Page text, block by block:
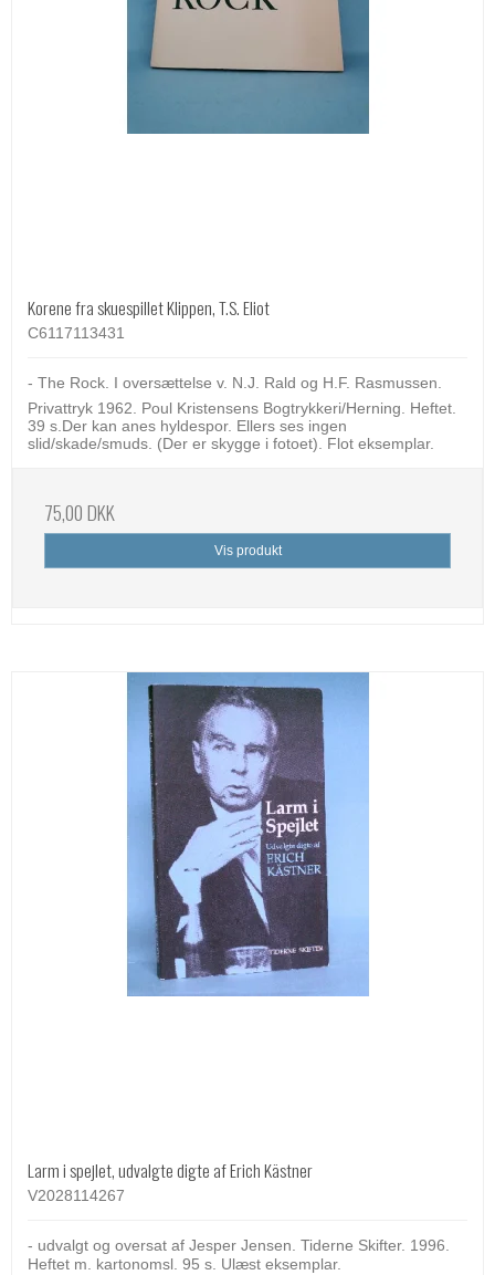
Korene fra skuespillet Klippen, T.S. Eliot
C6117113431
- The Rock. I oversættelse v. N.J. Rald og H.F. Rasmussen.
Privattryk 1962. Poul Kristensens Bogtrykkeri/Herning. Heftet.
39 s.Der kan anes hyldespor. Ellers ses ingen
slid/skade/smuds. (Der er skygge i fotoet). Flot eksemplar.
75,00 DKK
Vis produkt
Larm i spejlet, udvalgte digte af Erich Kästner
V2028114267
- udvalgt og oversat af Jesper Jensen. Tiderne Skifter. 1996.
Heftet m. kartonomsl. 95 s. Ulæst eksemplar.